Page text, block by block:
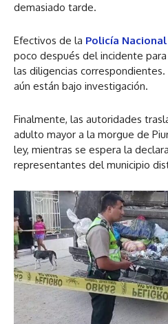
demasiado tarde.
Efectivos de la Policía
poco después del incidente
las diligencias
aún están bajo investigación.
Finalmente, las autoridades
adulto mayor a la morgue de
ley, mientras se espera la
representantes del municipio